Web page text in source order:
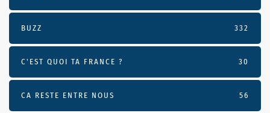
BUZZ 332
C'EST QUOI TA FRANCE ? 30
CA RESTE ENTRE NOUS 56